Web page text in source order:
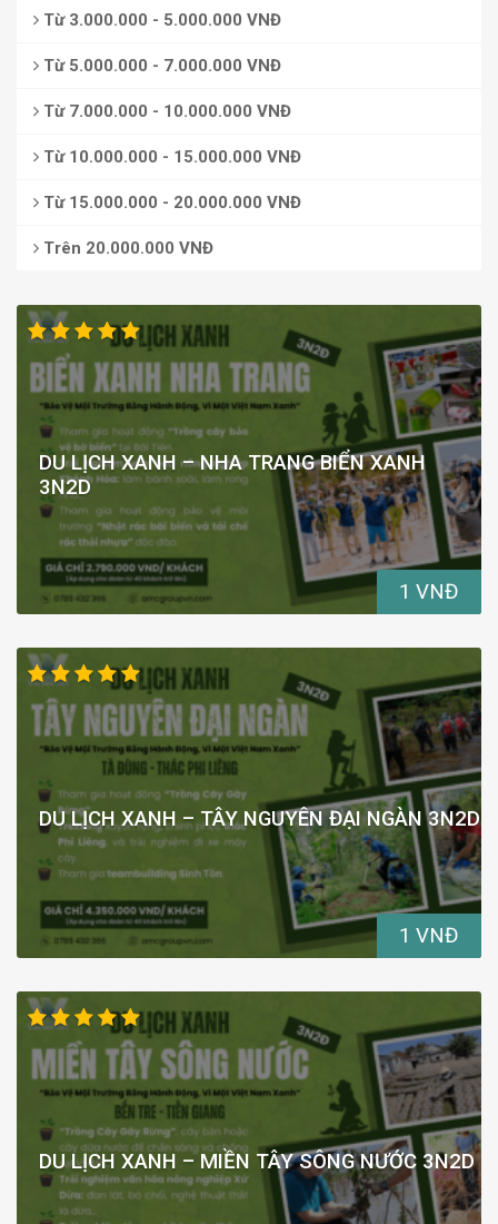
Từ 3.000.000 - 5.000.000 VNĐ
Từ 5.000.000 - 7.000.000 VNĐ
Từ 7.000.000 - 10.000.000 VNĐ
Từ 10.000.000 - 15.000.000 VNĐ
Từ 15.000.000 - 20.000.000 VNĐ
Trên 20.000.000 VNĐ
DU LỊCH XANH – NHA TRANG BIỂN XANH
3N2D
1 VNĐ
DU LỊCH XANH – TÂY NGUYÊN ĐẠI NGÀN 3N2D
1 VNĐ
DU LỊCH XANH – MIỀN TÂY SÔNG NƯỚC 3N2D